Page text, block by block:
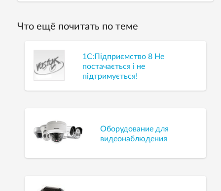
Что ещё почитать по теме
1С:Підприємство 8 Не
постачається і не
підтримується!
Оборудование для
видеонаблюдения